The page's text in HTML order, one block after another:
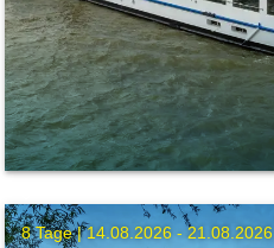
8 Tage |14.08.2026 - 21.08.2026